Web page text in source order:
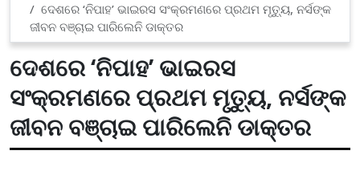
ଦେଶରେ ‘ନିପାହ’ ଭାଇରସ ସଂକ୍ରମଣରେ ପ୍ରଥମ ମୃତ୍ୟୁ, ନର୍ସଙ୍କ
ଜୀବନ ବଞ୍ଚାଇ ପାରିଲେନି ଡାକ୍ତର
ଦେଶରେ ‘ନିପାହ’ ଭାଇରସ
ସଂକ୍ରମଣରେ ପ୍ରଥମ ମୃତ୍ୟୁ, ନର୍ସଙ୍କ
ଜୀବନ ବଞ୍ଚାଇ ପାରିଲେନି ଡାକ୍ତର